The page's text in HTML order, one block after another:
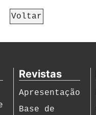
Voltar
Revistas
Apresentação
Base de